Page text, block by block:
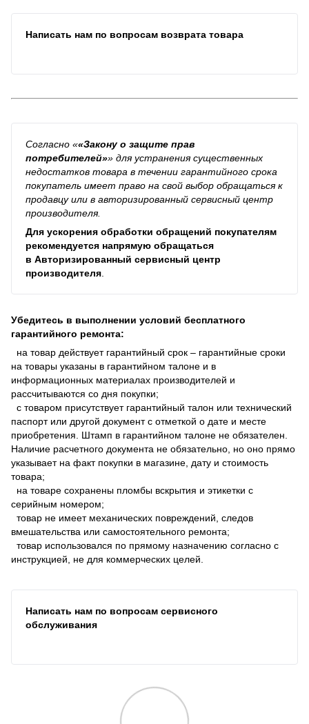
Написать нам по вопросам возврата товара
Согласно ««Закону о защите прав
потребителей»» для устранения существенных
недостатков товара в течении гарантийного срока
покупатель имеет право на свой выбор обращаться к
продавцу или в авторизированный сервисный центр
производителя.
Для ускорения обработки обращений покупателям
рекомендуется напрямую обращаться
в Авторизированный сервисный центр
производителя
Убедитесь в выполнении условий бесплатного
гарантийного ремонта:
на товар действует гарантийный срок – гарантийные сроки
на товары указаны в гарантийном талоне и в
информационных материалах производителей и
рассчитываются со дня покупки;
с товаром присутствует гарантийный талон или технический
паспорт или другой документ с отметкой о дате и месте
приобретения. Штамп в гарантийном талоне не обязателен.
Наличие расчетного документа не обязательно, но оно прямо
указывает на факт покупки в магазине, дату и стоимость
товара;
на товаре сохранены пломбы вскрытия и этикетки с
серийным номером;
товар не имеет механических повреждений, следов
вмешательства или самостоятельного ремонта;
товар использовался по прямому назначению согласно с
инструкцией, не для коммерческих целей.
Написать нам по вопросам сервисного
обслуживания